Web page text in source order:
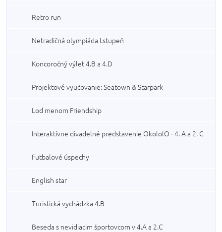
Retro run
Netradičná olympiáda I.stupeň
Koncoročný výlet 4.B a 4.D
Projektové vyučovanie: Seatown & Starpark
Lod menom Friendship
Interaktívne divadelné predstavenie OkololO - 4. A a 2. C
Futbalové úspechy
English star
Turistická vychádzka 4.B
Beseda s nevidiacim športovcom v 4.A a 2.C